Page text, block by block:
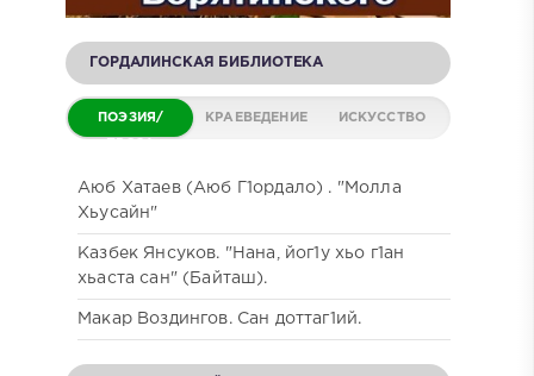
ГОРДАЛИНСКАЯ БИБЛИОТЕКА
ПОЭЗИЯ/ КРАЕВЕДЕНИЕ ИСКУССТВО
Аюб Хатаев (Аюб Г1ордало) . "Молла
Хьусайн"
Казбек Янсуков. "Нана, йог1у хьо г1ан
хьаста сан" (Байташ).
Макар Воздингов. Сан доттаг1ий.